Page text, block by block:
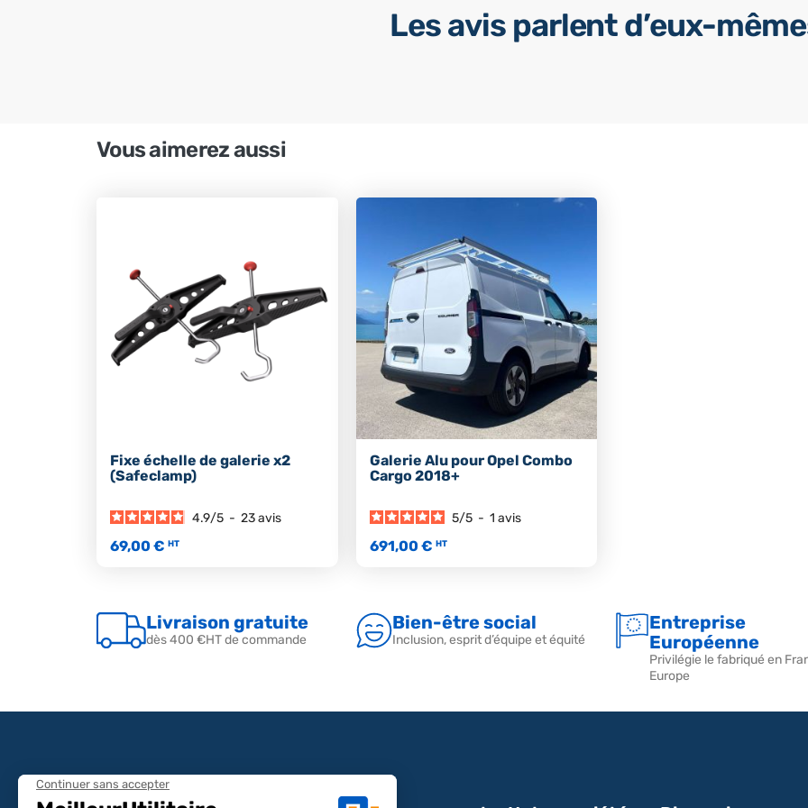
Les avis parlent d’eux-
Vous aimerez aussi
Fixe échelle de galerie x2
(Safeclamp)
4.9/5 - 23avis
69,00 € HT
Galerie Alu pour Opel Combo
Cargo 2018+
5/5 - 1 avis
691,00 € HT
Livraison gratuite
dès 400 €HT de commande
Bien-être social
Inclusion, esprit d’équipe et équité
Entreprise
Européenne
Privilégie le fabriqué en
Europe